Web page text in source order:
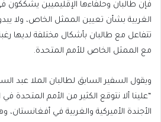
فإن طالبان وحلفاءها الإقليميين يشككون
الغربية بشأن تعيين الممثل الخاص، ولا
تتفاعل مع طالبان بأشكال مختلفة لديها
مع الممثل الخاص للأمم المتحدة.
ويقول السفير السابق لطالبان الملا عبد
“علينا ألا نتوقع الكثير من الأمم المتحدة
الأجندة الأميركية والغربية في أفغانستان،